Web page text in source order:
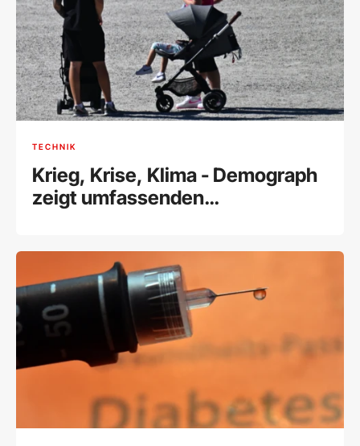
TECHNIK
Krieg, Krise, Klima - Demograph
zeigt umfassenden